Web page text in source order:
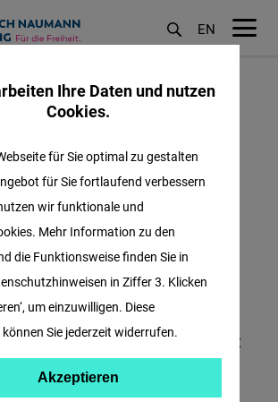
EN
- Andenländer
Minuten
Englisch Spanisch
Stiftung für die Freiheit ist
Stiftung, die sich der
Werte und der politischen
Ihre Daten und nutzen
Cookies.
für Sie optimal zu gestalten
für Sie fortlaufend verbessern
wir funktionale und
Mehr Information zu den
die Funktionsweise finden Sie in
in Ziffer 3. Klicken
um einzuwilligen. Diese
Sie jederzeit widerrufen.
Akzeptieren